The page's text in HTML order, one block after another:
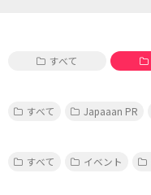
すべて
すべて
Japaaan PR
すべて
イベント